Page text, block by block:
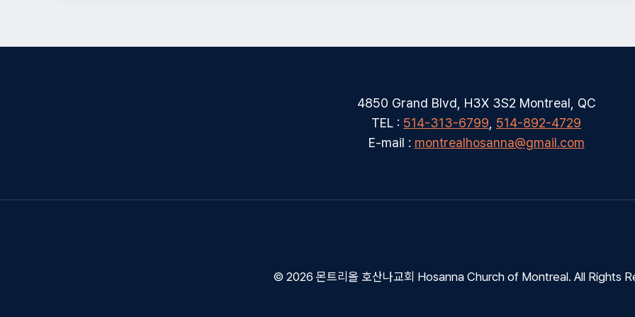
4850 Grand Blvd, H3X 3S2 Montreal, QC
TEL : 514-313-6799 514-892-4729
E-mail : montrealhosanna@gmail.com
© 2026 몬트리올 호산나교회 Hosanna Church of Montreal. All Rights